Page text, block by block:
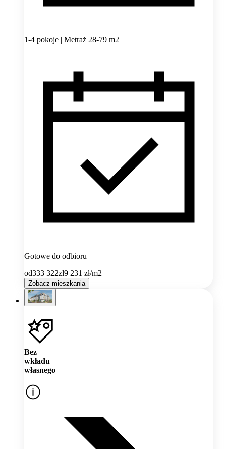
1-4 pokoje | Metraż 28-79 m2
Gotowe do odbioru
od333 322zł9 231 zł/m2
Zobacz mieszkania
Bez
wkładu
własnego